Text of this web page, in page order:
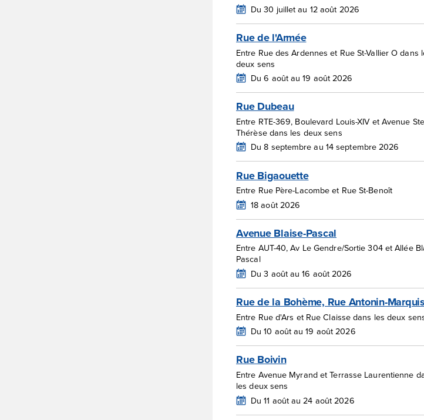
Du 30 juillet au 12 août 2026
Rue de l'Armée
Entre Rue des Ardennes et Rue St-Vallier O dans
deux sens
Du 6 août au 19 août 2026
Rue Dubeau
Entre RTE-369, Boulevard Louis-XIV et Avenue
Thérèse dans les deux sens
Du 8 septembre au 14 septembre 2026
Rue Bigaouette
Entre Rue Père-Lacombe et Rue St-Benoît
18 août 2026
Avenue Blaise-Pascal
Entre AUT-40, Av Le Gendre/Sortie 304 et Allée
Pascal
Du 3 août au 16 août 2026
Rue de la Bohème, Rue Antonin-Marquis
Entre Rue d'Ars et Rue Claisse dans les deux
Du 10 août au 19 août 2026
Rue Boivin
Entre Avenue Myrand et Terrasse Laurentienne
les deux sens
Du 11 août au 24 août 2026